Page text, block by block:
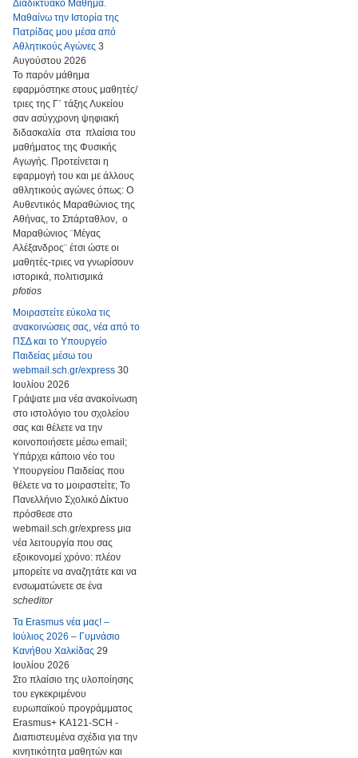
Διαδικτυακό Μάθημα.
Μαθαίνω την Ιστορία της
Πατρίδας μου μέσα από
Αθλητικούς Αγώνες 3
Αυγούστου 2026
Το παρόν μάθημα
εφαρμόστηκε στους μαθητές/
τριες της Γ΄ τάξης Λυκείου
σαν ασύγχρονη ψηφιακή
διδασκαλία στα πλαίσια του
μαθήματος της Φυσικής
Αγωγής. Προτείνεται η
εφαρμογή του και με άλλους
αθλητικούς αγώνες όπως: Ο
Αυθεντικός Μαραθώνιος της
Αθήνας, το Σπάρταθλον, ο
Μαραθώνιος ¨Μέγας
Αλέξανδρος¨ έτσι ώστε οι
μαθητές-τριες να γνωρίσουν
ιστορικά, πολιτισμικά
pfotios
Μοιραστείτε εύκολα τις
ανακοινώσεις σας, νέα από το
ΠΣΔ και το Υπουργείο
Παιδείας μέσω του
webmail.sch.gr/express 30
Ιουλίου 2026
Γράψατε μια νέα ανακοίνωση
στο ιστολόγιο του σχολείου
σας και θέλετε να την
κοινοποιήσετε μέσω email;
Υπάρχει κάποιο νέο του
Υπουργείου Παιδείας που
θέλετε να το μοιραστείτε; Το
Πανελλήνιο Σχολικό Δίκτυο
πρόσθεσε στο
webmail.sch.gr/express μια
νέα λειτουργία που σας
εξοικονομεί χρόνο: πλέον
μπορείτε να αναζητάτε και να
ενσωματώνετε σε ένα
scheditor
Τα Erasmus νέα μας! –
Ιούλιος 2026 – Γυμνάσιο
Κανήθου Χαλκίδας 29
Ιουλίου 2026
Στο πλαίσιο της υλοποίησης
του εγκεκριμένου
ευρωπαϊκού προγράμματος
Erasmus+ KA121-SCH -
Διαπιστευμένα σχέδια για την
κινητικότητα μαθητών και